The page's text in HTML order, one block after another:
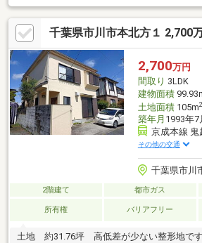
2（56.53坪）※建築計画概要書より□北西側
について～構造だけでなく、外壁・内壁・
魅力あふれるスチールハウスです。ギャラリ
び、室内にはキッチン・浴室も完備してお
として使用することもご検討いただけるつく
す。
千葉県市川市本北方１ 2,700
2,700万円
間取り 3LDK
建物面積
土地面積105m2
築年月 1993年
京成本線 鬼
その他の交通
千葉県市川
2階建て 都市ガス
所有権 バリアフリー
土地 約31.76坪 高低差が少ない整形地